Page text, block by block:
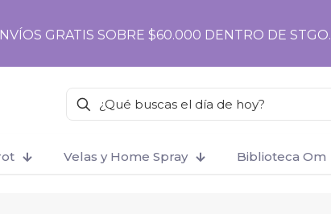
GRATIS SOBRE $60.000 DENTRO DE STGO.
Velas y Home Spray Biblioteca Om